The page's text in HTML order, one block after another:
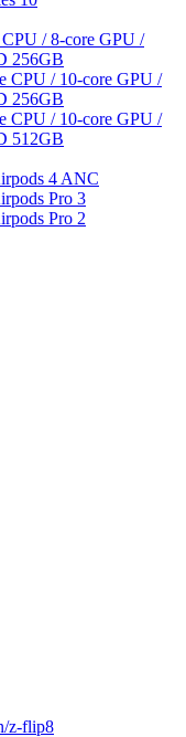
/ 8-core GPU /
256GB
CPU / 10-core GPU /
256GB
CPU / 10-core GPU /
512GB
4 ANC
Pro 3
Pro 2
z-flip8